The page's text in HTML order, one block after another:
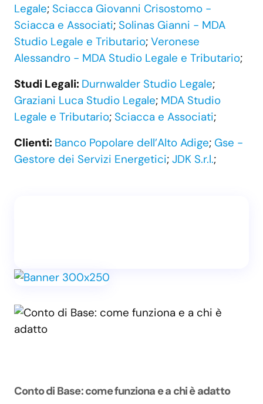
Legale; Sciacca Giovanni Crisostomo -
Sciacca e Associati; Solinas Gianni - MDA
Studio Legale e Tributario; Veronese
Alessandro - MDA Studio Legale e Tributario;
Studi Legali: Durnwalder Studio Legale;
Graziani Luca Studio Legale; MDA Studio
Legale e Tributario; Sciacca e Associati;
Clienti: Banco Popolare dell’Alto Adige; Gse -
Gestore dei Servizi Energetici; JDK S.r.l.;
Conto di Base: come funziona e a chi è adatto